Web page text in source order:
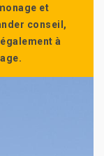
et
conseil,
à